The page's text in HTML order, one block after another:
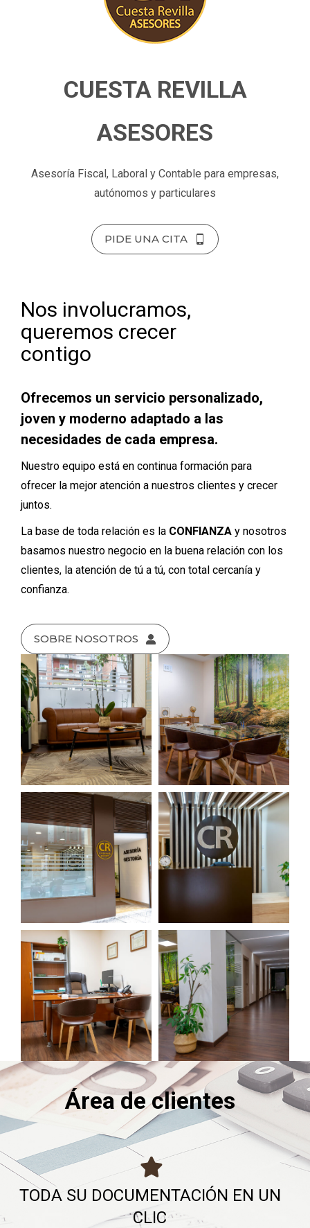
CUESTA REVILLA
ASESORES
Asesoría Fiscal, Laboral y Contable para empresas,
autónomos y particulares
PIDE UNA CITA
Nos involucramos,
queremos crecer
contigo
Ofrecemos un servicio personalizado,
joven y moderno adaptado a las
necesidades de cada empresa.
Nuestro equipo está en continua formación para
ofrecer la mejor atención a nuestros clientes y crecer
juntos.
La base de toda relación es la CONFIANZA y nosotros
basamos nuestro negocio en la buena relación con los
clientes, la atención de tú a tú, con total cercanía y
confianza.
SOBRE NOSOTROS
Área de clientes
TODA SU DOCUMENTACIÓN EN UN
CLIC